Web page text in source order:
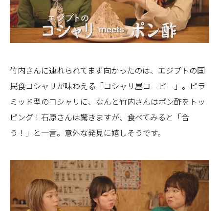
竹内さんに連れられてまず向かったのは、エジプトの国
民食コシャリが味わえる「コシャリ屋コーピー」。ピラ
ミッド型のコシャリに、なんと竹内さんはポン酢をトッ
ピング！石原さんは驚きますが、食べてみると「合
う！」と一言。意外な発見に嬉しそうです。